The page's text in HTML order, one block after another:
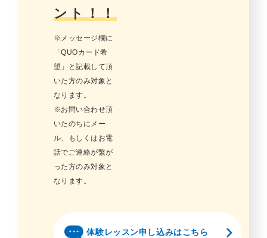
ント！！
※メッセージ欄に
「QUOカード希
望」と記載して頂
いた方のみ対象と
なります。
※お問い合わせ頂
いたのちにメー
ル、もしくはお電
話でご連絡が繋が
った方のみ対象と
なります。
体験レッスン申し込みはこちら